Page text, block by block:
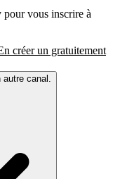
vous inscrire à
créer un gratuitement
autre canal.